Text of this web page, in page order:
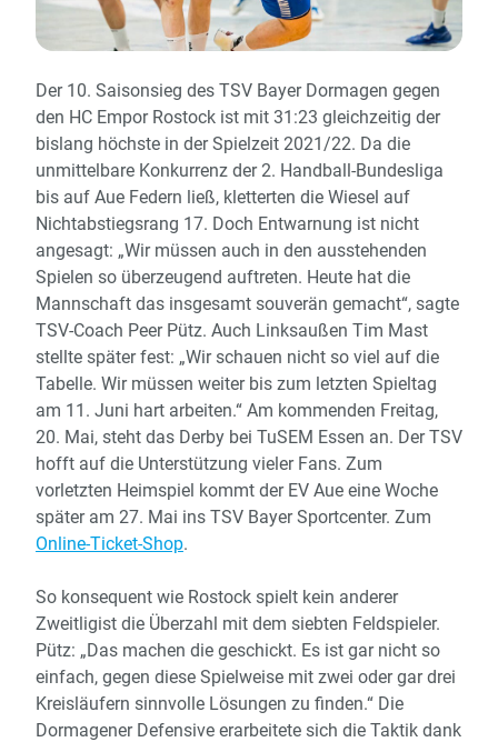
Der 10. Saisonsieg des TSV Bayer Dormagen gegen
den HC Empor Rostock ist mit 31:23 gleichzeitig der
bislang höchste in der Spielzeit 2021/22. Da die
unmittelbare Konkurrenz der 2. Handball-Bundesliga
bis auf Aue Federn ließ, kletterten die Wiesel auf
Nichtabstiegsrang 17. Doch Entwarnung ist nicht
angesagt: „Wir müssen auch in den ausstehenden
Spielen so überzeugend auftreten. Heute hat die
Mannschaft das insgesamt souverän gemacht“, sagte
TSV-Coach Peer Pütz. Auch Linksaußen Tim Mast
stellte später fest: „Wir schauen nicht so viel auf die
Tabelle. Wir müssen weiter bis zum letzten Spieltag
am 11. Juni hart arbeiten.“ Am kommenden Freitag,
20. Mai, steht das Derby bei TuSEM Essen an. Der TSV
hofft auf die Unterstützung vieler Fans. Zum
vorletzten Heimspiel kommt der EV Aue eine Woche
später am 27. Mai ins TSV Bayer Sportcenter. Zum
Online-Ticket-Shop.
So konsequent wie Rostock spielt kein anderer
Zweitligist die Überzahl mit dem siebten Feldspieler.
Pütz: „Das machen die geschickt. Es ist gar nicht so
einfach, gegen diese Spielweise mit zwei oder gar drei
Kreisläufern sinnvolle Lösungen zu finden.“ Die
Dormagener Defensive erarbeitete sich die Taktik dank